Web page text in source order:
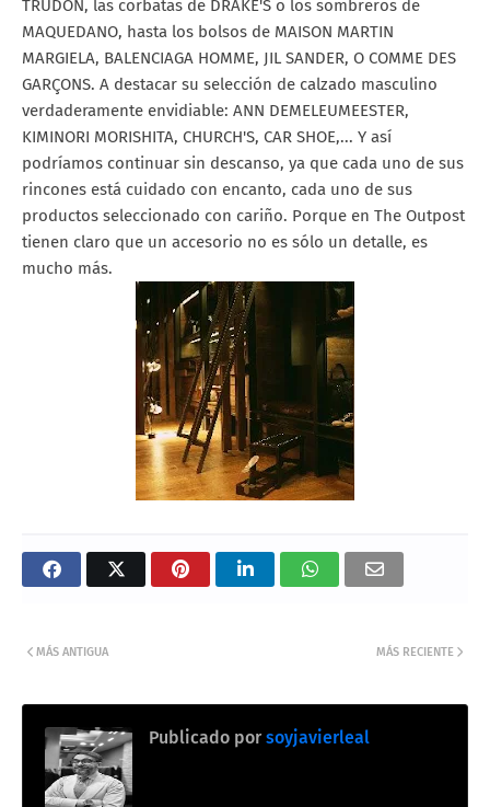
TRUDON, las corbatas de DRAKE'S o los sombreros de
MAQUEDANO, hasta los bolsos de MAISON MARTIN
MARGIELA, BALENCIAGA HOMME, JIL SANDER, O COMME DES
GARÇONS. A destacar su selección de calzado masculino
verdaderamente envidiable: ANN DEMELEUMEESTER,
KIMINORI MORISHITA, CHURCH'S, CAR SHOE,... Y así
podríamos continuar sin descanso, ya que cada uno de sus
rincones está cuidado con encanto, cada uno de sus
productos seleccionado con cariño. Porque en The Outpost
tienen claro que un accesorio no es sólo un detalle, es
mucho más.
MÁS RECIENTE
MÁS ANTIGUA
Publicado por soyjavierleal